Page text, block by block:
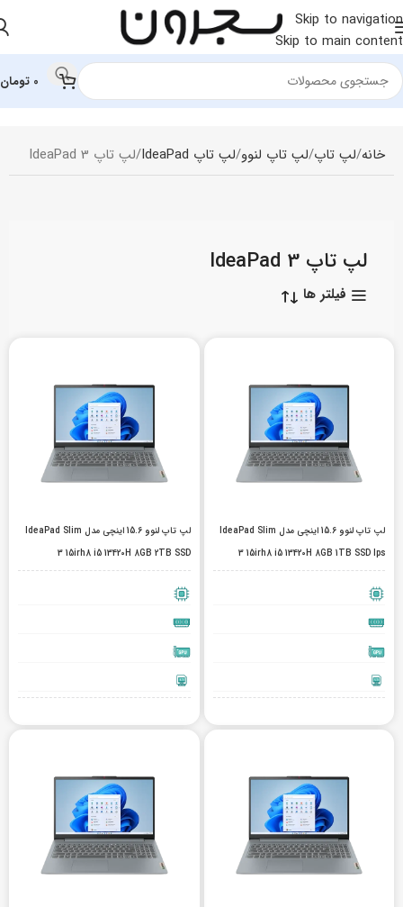
Skip to navigation
Skip to main content
0 تومان
خانه لپ تاپ لپ‌ تاپ لنوو لپ تاپ IdeaPad لپ تاپ IdeaPad 3
لپ تاپ IdeaPad 3
فیلتر ها
لپ تاپ لنوو 15.6 اینچی مدل IdeaPad Slim
3 15irh8 i5 13420H 8GB 1TB SSD Ips
لپ تاپ لنوو 15.6 اینچی مدل IdeaPad Slim
3 15irh8 i5 13420H 8GB 2TB SSD